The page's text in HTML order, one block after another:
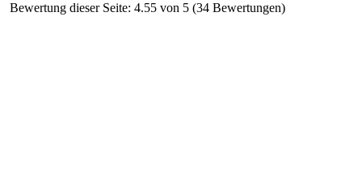
Bewertung dieser Seite: 4.55 von 5 (34 Bewertungen)